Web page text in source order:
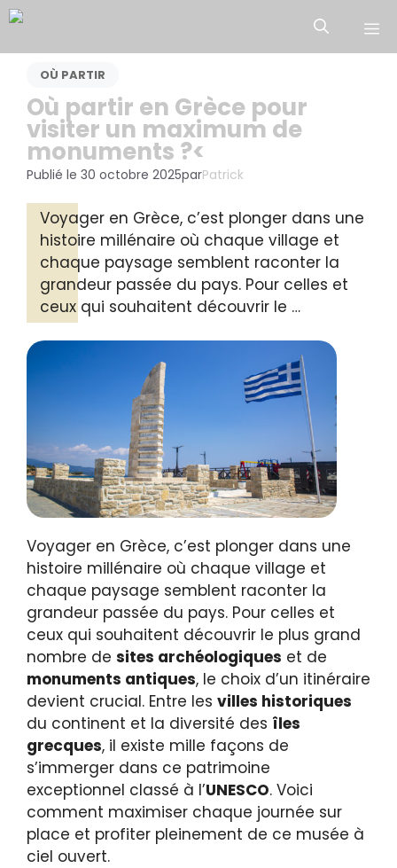
Aller
contenu
OÙ PARTIR
Où partir en Grèce pour
visiter un maximum de
monuments ?<
Publié le 30 octobre 2025parPatrick
Voyager en Grèce, c’est plonger dans une
histoire millénaire où chaque village et
chaque paysage semblent raconter la
grandeur passée du pays. Pour celles et
ceux qui souhaitent découvrir le …
Voyager en Grèce, c’est plonger dans une
histoire millénaire où chaque village et
chaque paysage semblent raconter la
grandeur passée du pays. Pour celles et
ceux qui souhaitent découvrir le plus grand
nombre de sites archéologiques et de
monuments antiques, le choix d’un itinéraire
devient crucial. Entre les villes historiques
du continent et la diversité des îles
grecques, il existe mille façons de
s’immerger dans ce patrimoine
exceptionnel classé à l’UNESCO. Voici
comment maximiser chaque journée sur
place et profiter pleinement de ce musée à
ciel ouvert.